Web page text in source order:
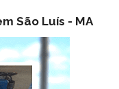
São Luís - MA